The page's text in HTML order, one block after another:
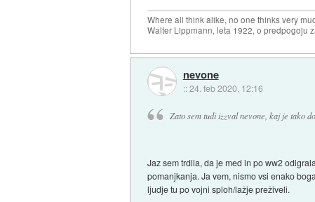
Where all think alike, no one thinks very
Walter Lippmann, leta 1922, o predpogoju
nevone
::24. feb 2020, 12:16
Zato sem tudi izzval nevone, kaj je tako
Jaz sem trdila, da je med in po ww2
pomanjkanja. Ja vem, nismo vsi enako
ljudje tu po vojni sploh/lažje preživeli.